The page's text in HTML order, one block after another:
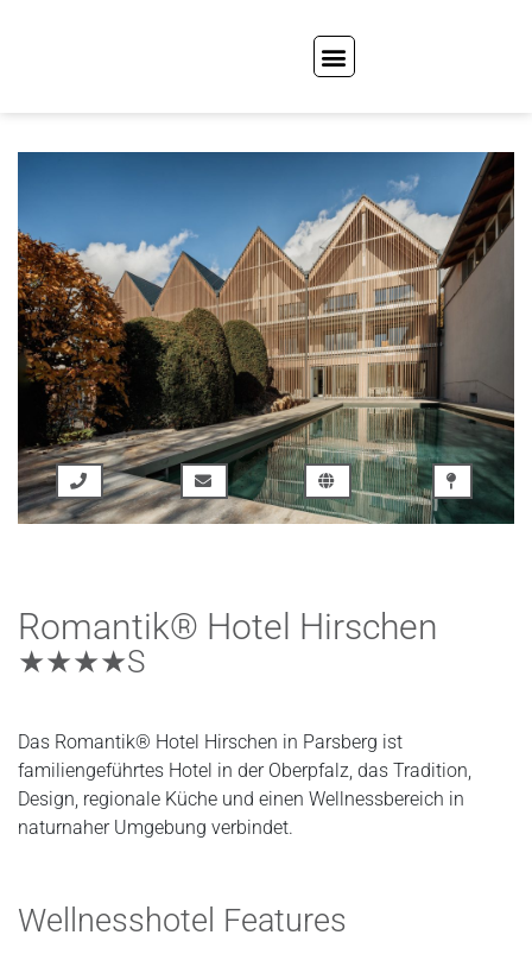
Romantik® Hotel Hirschen
★★★★S
Das Romantik® Hotel Hirschen in Parsberg ist
familiengeführtes Hotel in der Oberpfalz, das Tradition,
Design, regionale Küche und einen Wellnessbereich in
naturnaher Umgebung verbindet.
Wellnesshotel Features